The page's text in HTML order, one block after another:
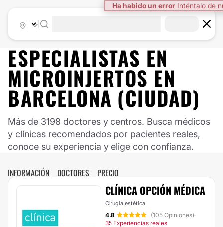
Ha habido un error Inténtalo de
ESPECIALISTAS EN
MICROINJERTOS EN
BARCELONA (CIUDAD)
Más de 3198 doctores y centros. Busca médicos
y clínicas recomendados por pacientes reales,
conoce su experiencia y elige con confianza.
INFORMACIÓN DOCTORES PRECIO
CLÍNICA OPCIÓN MÉDICA
Cirugía estética
4.8 (105 Opiniones)·
35 Experiencias reales